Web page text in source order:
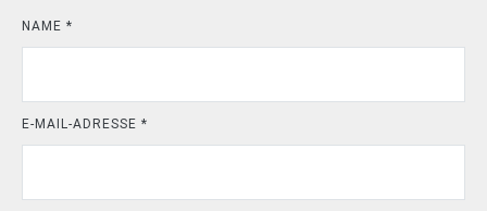
NAME *
E-MAIL-ADRESSE *